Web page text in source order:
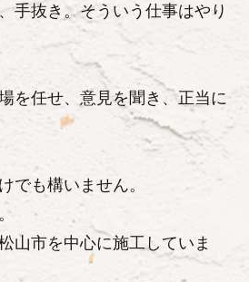
手抜き。そういう仕事はやり
を任せ、意見を聞き、正当に
でも構いません。
山市を中心に施工していま